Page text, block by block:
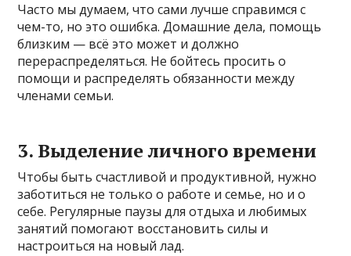
Часто мы думаем, что сами лучше справимся с
чем-то, но это ошибка. Домашние дела, помощь
близким — всё это может и должно
перераспределяться. Не бойтесь просить о
помощи и распределять обязанности между
членами семьи.
3. Выделение личного времени
Чтобы быть счастливой и продуктивной, нужно
заботиться не только о работе и семье, но и о
себе. Регулярные паузы для отдыха и любимых
занятий помогают восстановить силы и
настроиться на новый лад.